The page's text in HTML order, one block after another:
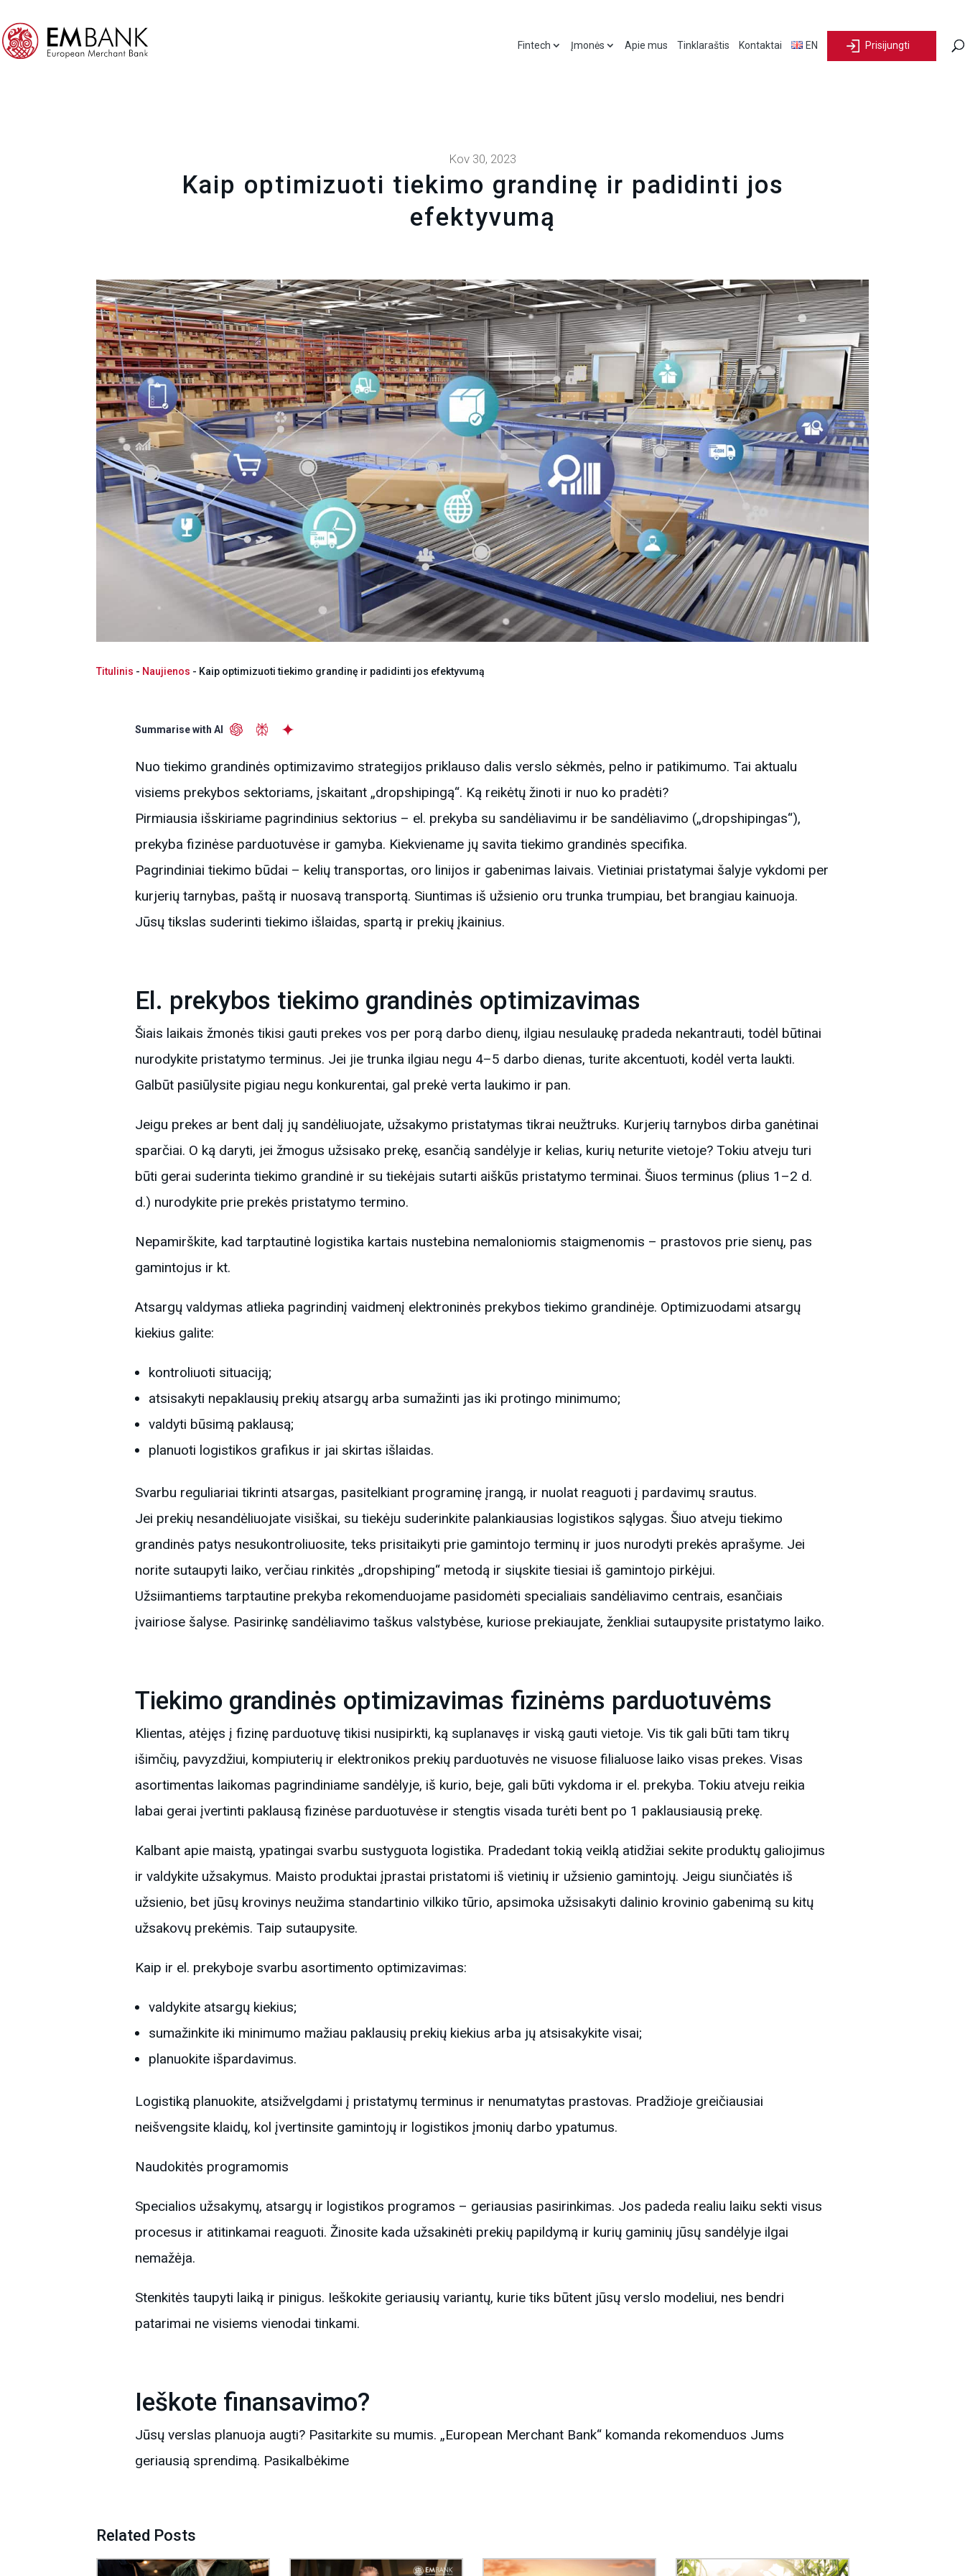
Fintech Įmonės Apie mus Tinklaraštis Kontaktai EN Prisijungti
Kov 30, 2023
Kaip optimizuoti tiekimo grandinę ir padidinti jos
efektyvumą
Titulinis - Naujienos - Kaip optimizuoti tiekimo grandinę ir padidinti jos efektyvumą
Summarise with AI
Nuo tiekimo grandinės optimizavimo strategijos priklauso dalis verslo sėkmės, pelno ir patikimumo. Tai aktualu
visiems prekybos sektoriams, įskaitant „dropshipingą“. Ką reikėtų žinoti ir nuo ko pradėti?
Pirmiausia išskiriame pagrindinius sektorius – el. prekyba su sandėliavimu ir be sandėliavimo („dropshipingas“),
prekyba fizinėse parduotuvėse ir gamyba. Kiekviename jų savita tiekimo grandinės specifika.
Pagrindiniai tiekimo būdai – kelių transportas, oro linijos ir gabenimas laivais. Vietiniai pristatymai šalyje vykdomi per
kurjerių tarnybas, paštą ir nuosavą transportą. Siuntimas iš užsienio oru trunka trumpiau, bet brangiau kainuoja.
Jūsų tikslas suderinti tiekimo išlaidas, spartą ir prekių įkainius.
El. prekybos tiekimo grandinės optimizavimas
Šiais laikais žmonės tikisi gauti prekes vos per porą darbo dienų, ilgiau nesulaukę pradeda nekantrauti, todėl būtinai
nurodykite pristatymo terminus. Jei jie trunka ilgiau negu 4–5 darbo dienas, turite akcentuoti, kodėl verta laukti.
Galbūt pasiūlysite pigiau negu konkurentai, gal prekė verta laukimo ir pan.
Jeigu prekes ar bent dalį jų sandėliuojate, užsakymo pristatymas tikrai neužtruks. Kurjerių tarnybos dirba ganėtinai
sparčiai. O ką daryti, jei žmogus užsisako prekę, esančią sandėlyje ir kelias, kurių neturite vietoje? Tokiu atveju turi
būti gerai suderinta tiekimo grandinė ir su tiekėjais sutarti aiškūs pristatymo terminai. Šiuos terminus (plius 1–2 d.
d.) nurodykite prie prekės pristatymo termino.
Nepamirškite, kad tarptautinė logistika kartais nustebina nemaloniomis staigmenomis – prastovos prie sienų, pas
gamintojus ir kt.
Atsargų valdymas atlieka pagrindinį vaidmenį elektroninės prekybos tiekimo grandinėje. Optimizuodami atsargų
kiekius galite:
kontroliuoti situaciją;
atsisakyti nepaklausių prekių atsargų arba sumažinti jas iki protingo minimumo;
valdyti būsimą paklausą;
planuoti logistikos grafikus ir jai skirtas išlaidas.
Svarbu reguliariai tikrinti atsargas, pasitelkiant programinę įrangą, ir nuolat reaguoti į pardavimų srautus.
Jei prekių nesandėliuojate visiškai, su tiekėju suderinkite palankiausias logistikos sąlygas. Šiuo atveju tiekimo
grandinės patys nesukontroliuosite, teks prisitaikyti prie gamintojo terminų ir juos nurodyti prekės aprašyme. Jei
norite sutaupyti laiko, verčiau rinkitės „dropshiping“ metodą ir siųskite tiesiai iš gamintojo pirkėjui.
Užsiimantiems tarptautine prekyba rekomenduojame pasidomėti specialiais sandėliavimo centrais, esančiais
įvairiose šalyse. Pasirinkę sandėliavimo taškus valstybėse, kuriose prekiaujate, ženkliai sutaupysite pristatymo laiko.
Tiekimo grandinės optimizavimas fizinėms parduotuvėms
Klientas, atėjęs į fizinę parduotuvę tikisi nusipirkti, ką suplanavęs ir viską gauti vietoje. Vis tik gali būti tam tikrų
išimčių, pavyzdžiui, kompiuterių ir elektronikos prekių parduotuvės ne visuose filialuose laiko visas prekes. Visas
asortimentas laikomas pagrindiniame sandėlyje, iš kurio, beje, gali būti vykdoma ir el. prekyba. Tokiu atveju reikia
labai gerai įvertinti paklausą fizinėse parduotuvėse ir stengtis visada turėti bent po 1 paklausiausią prekę.
Kalbant apie maistą, ypatingai svarbu sustyguota logistika. Pradedant tokią veiklą atidžiai sekite produktų galiojimus
ir valdykite užsakymus. Maisto produktai įprastai pristatomi iš vietinių ir užsienio gamintojų. Jeigu siunčiatės iš
užsienio, bet jūsų krovinys neužima standartinio vilkiko tūrio, apsimoka užsisakyti dalinio krovinio gabenimą su kitų
užsakovų prekėmis. Taip sutaupysite.
Kaip ir el. prekyboje svarbu asortimento optimizavimas:
valdykite atsargų kiekius;
sumažinkite iki minimumo mažiau paklausių prekių kiekius arba jų atsisakykite visai;
planuokite išpardavimus.
Logistiką planuokite, atsižvelgdami į pristatymų terminus ir nenumatytas prastovas. Pradžioje greičiausiai
neišvengsite klaidų, kol įvertinsite gamintojų ir logistikos įmonių darbo ypatumus.
Naudokitės programomis
Specialios užsakymų, atsargų ir logistikos programos – geriausias pasirinkimas. Jos padeda realiu laiku sekti visus
procesus ir atitinkamai reaguoti. Žinosite kada užsakinėti prekių papildymą ir kurių gaminių jūsų sandėlyje ilgai
nemažėja.
Stenkitės taupyti laiką ir pinigus. Ieškokite geriausių variantų, kurie tiks būtent jūsų verslo modeliui, nes bendri
patarimai ne visiems vienodai tinkami.
Ieškote finansavimo?
Jūsų verslas planuoja augti? Pasitarkite su mumis. „European Merchant Bank“ komanda rekomenduos Jums
geriausią sprendimą. Pasikalbėkime
Related Posts